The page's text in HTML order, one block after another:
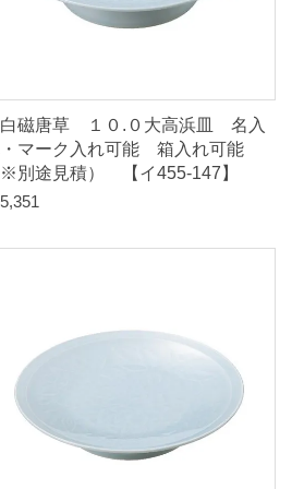
磁唐草 １０.０大高浜皿 名入
マーク入れ可能 箱入れ可能
※別途見積） 【イ455-147】